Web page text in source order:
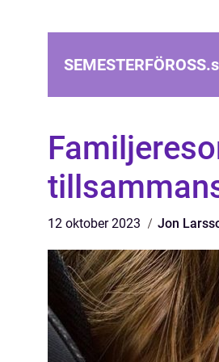
SEMESTERFÖROSS.
12 oktober 2023 Jon